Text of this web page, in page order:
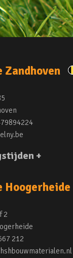
Zandhoven
+
Hoogerheide
2
212